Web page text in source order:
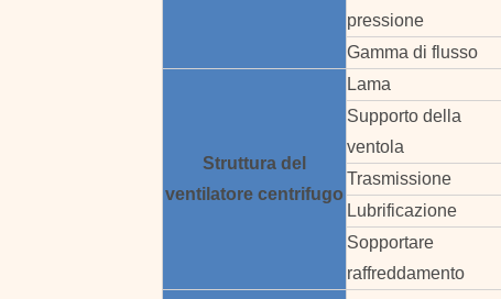
pressione
Gamma di flusso
Struttura del
ventilatore centrifugo
Lama
Supporto della
ventola
Trasmissione
Lubrificazione
Sopportare
raffreddamento